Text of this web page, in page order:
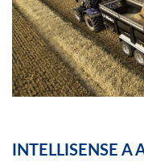
INTELLISENSE A